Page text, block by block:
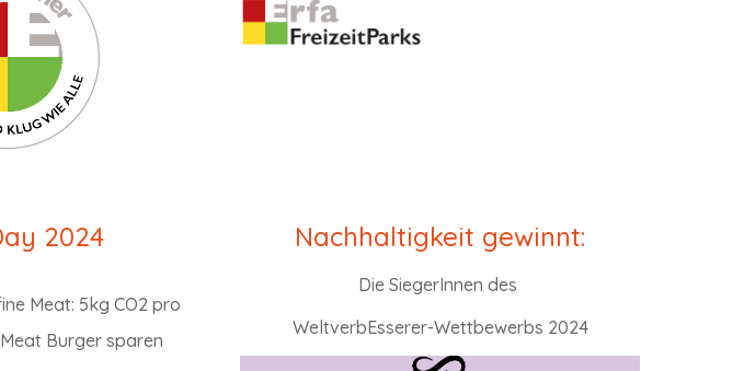
2024
Meat: 5kg CO2 pro
Burger sparen
Nachhaltigkeit gewinnt:
Die SiegerInnen des
WeltverbEsserer-Wettbewerbs 2024